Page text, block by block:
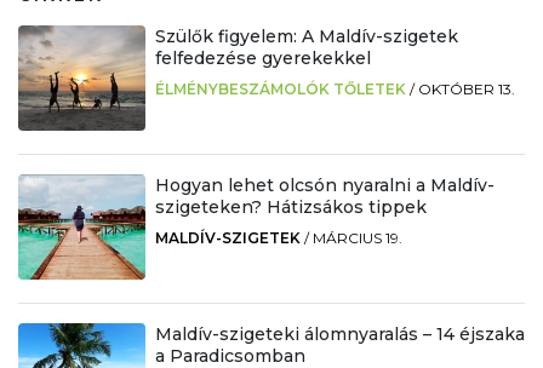
Szülők figyelem: A Maldív-szigetek
felfedezése gyerekekkel
ÉLMÉNYBESZÁMOLÓK TŐLETEK / OKTÓBER 13.
Hogyan lehet olcsón nyaralni a Maldív-
szigeteken? Hátizsákos tippek
MALDÍV-SZIGETEK / MÁRCIUS 19.
Maldív-szigeteki álomnyaralás – 14 éjszaka
a Paradicsomban